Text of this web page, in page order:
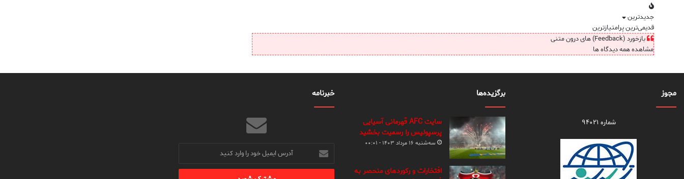
جدیدترین
قدیمی‌ترینپرامتیازترین
بازخورد (Feedback) های درون متنی
مشاهده همه دیدگاه ها
مجوز
شماره ۹۴۰۲۱
برگزیده‌ها
سایت AFC قهرمانی آسیایی
پرسپولیس را رسمیت بخشید
سه‌شنبه ۱۶ مرداد ۱۴۰۳ - ۰۰:۰۱
افتخارات و رکوردهای منحصر به
خبرنامه
آدرس
ایمیل
خود